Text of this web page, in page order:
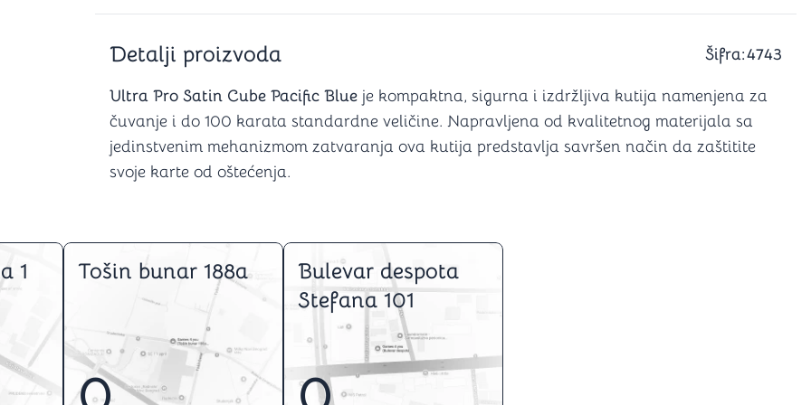
Šah
4 u 1 igre
Backgammon (Tavla)
Podloge za igranje
Mozgalice
Stripovi
Detalji proizvoda Šifra:4743
Ultra Pro Satin Cube Pacific Blue je kompaktna, sigurna i izdržljiva kutija namenjena za
čuvanje i do 100 karata standardne veličine. Napravljena od kvalitetnog materijala sa
jedinstvenim mehanizmom zatvaranja ova kutija predstavlja savršen način da zaštitite
svoje karte od oštećenja.
1 Tošin bunar 188a
Bulevar despota
Stefana 101